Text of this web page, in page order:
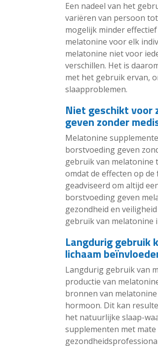
Een nadeel van het
variëren van persoon
mogelijk minder
melatonine voor elk
melatonine niet voor
verschillen. Het is
met het gebruik ervan,
slaapproblemen.
Niet geschikt voor
geven zonder
Melatonine
borstvoeding geven
gebruik van melatonine
omdat de effecten op
geadviseerd om altijd
borstvoeding geven
gezondheid en
gebruik van melatonine
Langdurig gebruik
lichaam
Langdurig gebruik van
productie van
bronnen van
hormoon. Dit kan
het natuurlijke slaap-
supplementen met